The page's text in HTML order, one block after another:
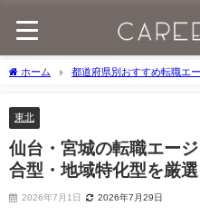
ホーム 都道府県別おすすめ転職エ
東北
仙台・宮城の転職エー
合型・地域特化型を厳
2026年7月1日 2026年7月29日